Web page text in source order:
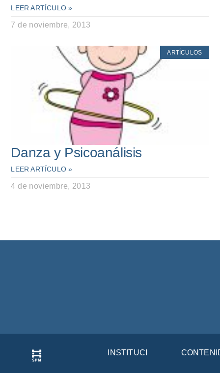
LEER ARTÍCULO »
7 de noviembre, 2013
ARTÍCULOS
Danza y Psicoanálisis
LEER ARTÍCULO »
4 de noviembre, 2013
INSTITUCIÓN